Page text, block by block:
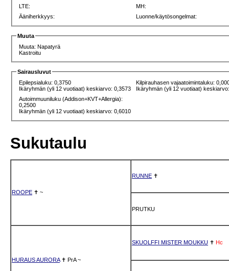
LTE:
MH:
Ääniherkkyys:
Luonne/käytösongelmat:
Muuta
Muuta: Napatyrä
Kastroitu
Sairausluvut
Epilepsialuku: 0,3750
Ikäryhmän (yli 12 vuotiaat) keskiarvo: 0,3573
Kilpirauhasen vajaatoimintaluku:
Ikäryhmän (yli 12 vuotiaat)
Autoimmuuniluku (Addison+KVT+Allergia):
0,2500
Ikäryhmän (yli 12 vuotiaat) keskiarvo: 0,6010
Sukutaulu
ROOPE ✝ ~
RUNNE ✝
PRUTKU
HURAUS AURORA✝ PrA ~
SKUOLFFI MISTER MOUKKU ✝ Hc